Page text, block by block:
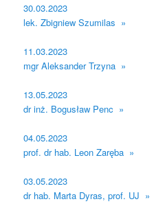
30.03.2023
lek. Zbigniew Szumilas »
11.03.2023
mgr Aleksander Trzyna »
13.05.2023
dr inż. Bogusław Penc »
04.05.2023
prof. dr hab. Leon Zaręba »
03.05.2023
dr hab. Marta Dyras, prof. UJ »